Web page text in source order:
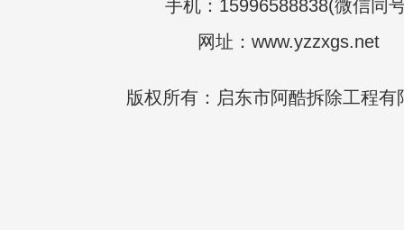
手机：15996588838(微信同
网址：www.yzzxgs.net
版权所有：启东市阿酷拆除工程有